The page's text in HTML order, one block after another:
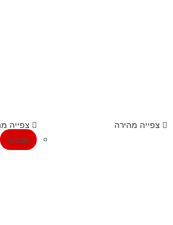
צפייה מהירה
צפייה
מבצע!